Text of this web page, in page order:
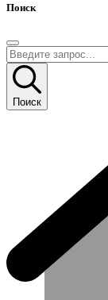
Поиск
Поиск